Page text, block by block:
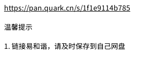
https://pan.quark.cn/s/1f1e9114b785
温馨提示
1. 链接易和谐，请及时保存到自己网盘